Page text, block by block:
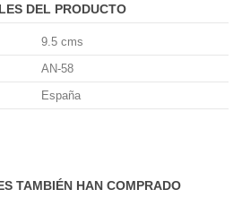
DEL PRODUCTO
9.5 cms
AN-58
España
TAMBIÉN HAN COMPRADO